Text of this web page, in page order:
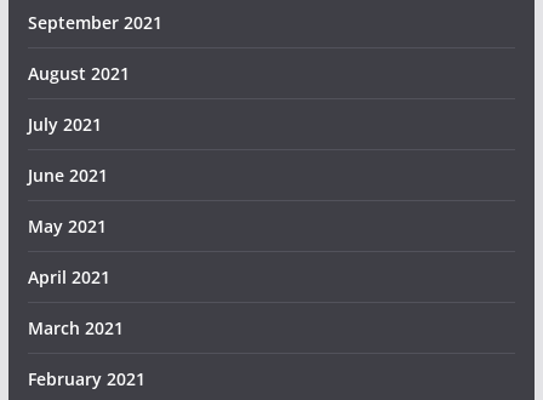
September 2021
August 2021
July 2021
June 2021
May 2021
April 2021
March 2021
February 2021